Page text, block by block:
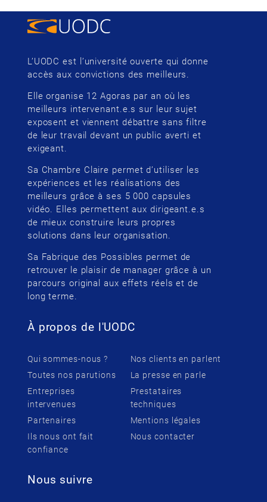
L’UODC est l’université ouverte qui donne
accès aux convictions des meilleurs.
Elle organise 12 Agoras par an où les
meilleurs intervenant.e.s sur leur sujet
exposent et viennent débattre sans filtre
de leur travail devant un public averti et
exigeant.
Sa Chambre Claire permet d’utiliser les
expériences et les réalisations des
meilleurs grâce à ses 5 000 capsules
vidéo. Elles permettent aux dirigeant.e.s
de mieux construire leurs propres
solutions dans leur organisation.
Sa Fabrique des Possibles permet de
retrouver le plaisir de manager grâce à un
parcours original aux effets réels et de
long terme.
À propos de l'UODC
Qui sommes-nous ?
Toutes nos parutions
Entreprises
intervenues
Partenaires
Ils nous ont fait
confiance
Nos clients en parlent
La presse en parle
Prestataires
techniques
Mentions légales
Nous contacter
Nous suivre